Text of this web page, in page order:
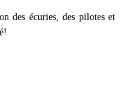
des écuries, des pilotes et